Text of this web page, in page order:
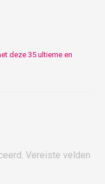
deze 35 ultieme en
Vereiste velden